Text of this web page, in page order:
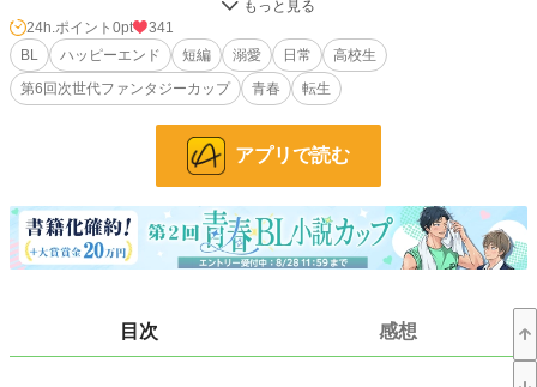
く、距離もどこかよそよそしい。めげない夏澄は、犬さながらのまっすぐな愛情
と距離感バグの猛アプローチでぐいぐい迫る。クールで慎重な楪との温度差は広
がるばかりだが、少しずつ二人の関係にも変化が――！？前世主従なじれラブコ
メ、ここに開幕。
228,679 位 / 228,679 件
31,400 位 / 31,400 件
お気に入り 11
24h.ポイント 0 pt
2026.04.20 19:40
24h.ポイント 0pt
341
BL
ハッピーエンド 短編 溺愛 日常
高校生
第6回次世代ファンタジーカップ
青春 転生
アプリで読む
目次 感想